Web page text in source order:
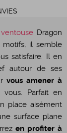
Dragon
motifs, il semble
satisfaire. Il en
autour de ses
vous amener à
Parfait en
place aisément
surface plane
en profiter à